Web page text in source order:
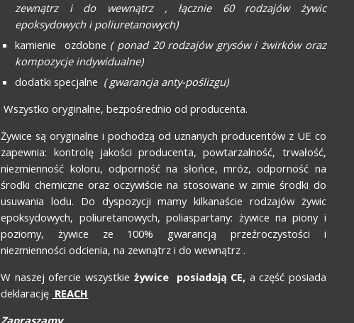
zewnątrz i do wewnątrz , łącznie 60 rodzajów żywic
epoksydowych i poliuretanowych)
kamienie ozdobne ( ponad 20 rodzajów grysów i żwirków oraz
kompozycje indywidualne)
dodatki specjalne ( gwarancja anty-poślizgu)
Wszystko oryginalne, bezpośrednio od producenta.
Żywice są oryginalne i pochodzą od uznanych producentów z UE co
zapewnia: kontrolę jakości producenta, powtarzalność, trwałość,
niezmienność koloru, odporność na słońce, mróz, odporność na
środki chemiczne oraz oczywiście na stosowane w zimie środki do
usuwania lodu. Do dyspozycji mamy kilkanaście rodzajów żywic
epoksydowych, poliuretanowych, poliaspartany: żywice na piony i
poziomy, żywice ze 100% gwarancją przeźroczystości i
niezmienności odcienia, na zewnątrz i do wewnątrz .
W naszej ofercie wszystkie żywice posiadają CE, a część posiada
deklarację REACH
Zapraszamy